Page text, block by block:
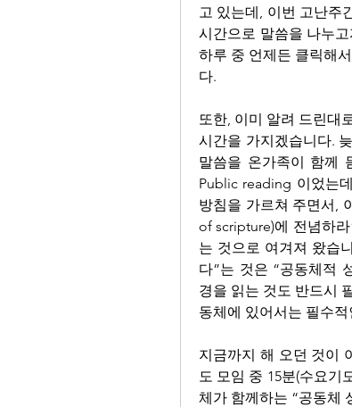
고 있는데, 이번 고난주
시간으로 말씀을 나누
하루 중 언제든 클릭해
다.
또한, 이미 알려 드린대
시간을 가지겠습니다.
말씀을 온가족이 함께
Public reading 이었는
방침을 가르쳐 주면서,
of scripture)에 전념하
는 것으로 여겨져 왔습
다”는 것은 “공동체적
경을 읽는 것도 반드시
동체에 있어서는 필수
지금까지 해 오던 것이
도 모임 중 15분(수요기
체가 함께하는 “공동체